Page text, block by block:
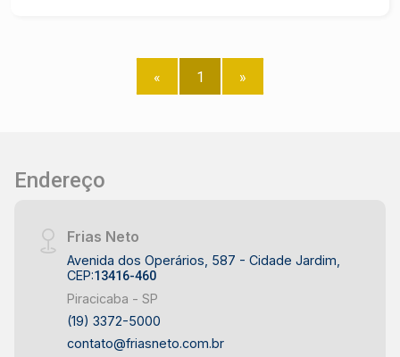
Todos os apartamentos no térreo são tipo
garden, e as plantas possuem 2 dormitórios, sala
« 1 »
Endereço
Frias Neto
Avenida dos Operários, 587 - Cidade Jardim,
CEP:13416-460
Piracicaba - SP
(19) 3372-5000
contato@friasneto.com.br